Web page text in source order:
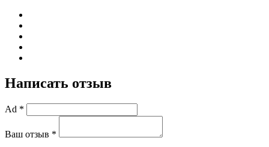
Написать отзыв
Ad *
Ваш отзыв *